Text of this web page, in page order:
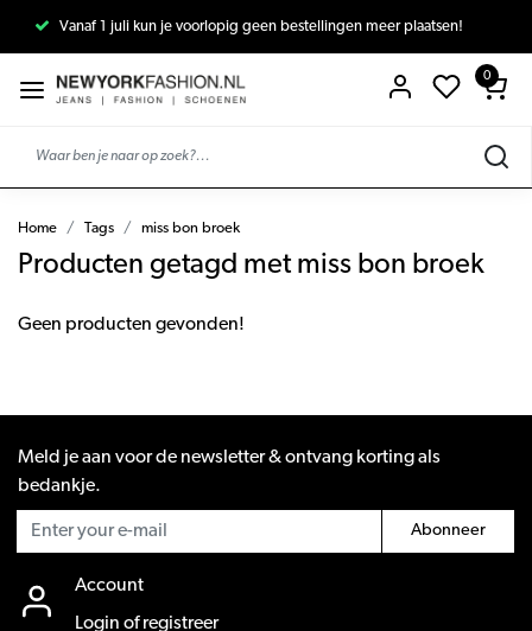
Vanaf 1 juli kun je voorlopig geen bestellingen meer plaatsen!
0
Home Tags miss bon broek
Producten getagd met miss bon broek
Geen producten gevonden!
Meld je aan voor de newsletter & ontvang korting als
bedankje.
Abonneer
Account
Login of registreer